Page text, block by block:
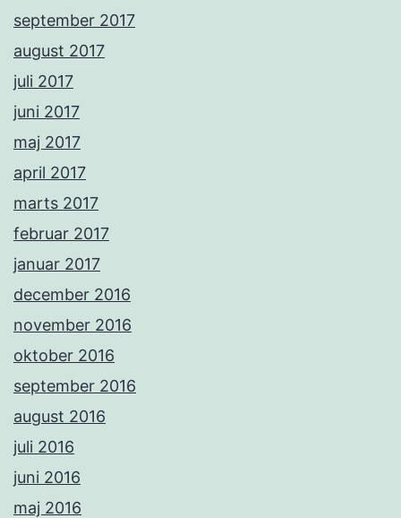
september 2017
august 2017
juli 2017
juni 2017
maj 2017
april 2017
marts 2017
februar 2017
januar 2017
december 2016
november 2016
oktober 2016
september 2016
august 2016
juli 2016
juni 2016
maj 2016